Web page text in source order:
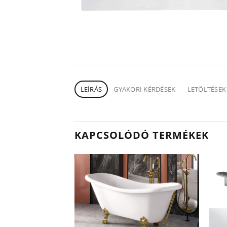
LEÍRÁS GYAKORI KÉRDÉSEK LETÖLTÉSEK
KAPCSOLÓDÓ TERMÉKEK